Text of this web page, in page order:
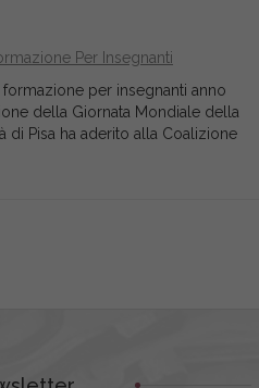
Per Insegnanti
per insegnanti anno
della Giornata Mondiale della
di Pisa ha aderito alla Coalizione